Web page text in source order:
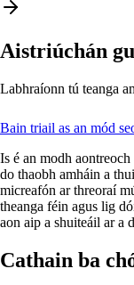
Aistriúchán
Labhraíonn tú teanga
Bain triail as an mód
Is é an modh
do thaobh amháin a
micreafón ar threoraí
theanga féin agus lig
aon aip a shuiteáil ar a
Cathain ba